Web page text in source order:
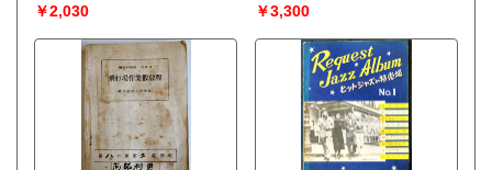
￥2,030
￥3,300